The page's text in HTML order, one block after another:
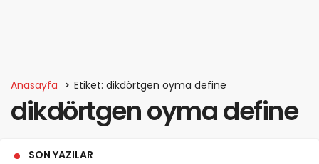
Anasayfa Etiket: dikdörtgen oyma define
dikdörtgen oyma define
SON YAZILAR